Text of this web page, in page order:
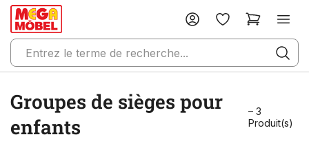
Groupes de sièges pour
enfants
– 3
Produit(s)